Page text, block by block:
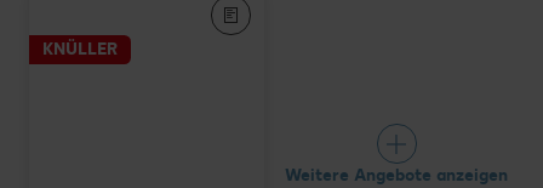
KNÜLLER
Weitere Angebote anzeigen